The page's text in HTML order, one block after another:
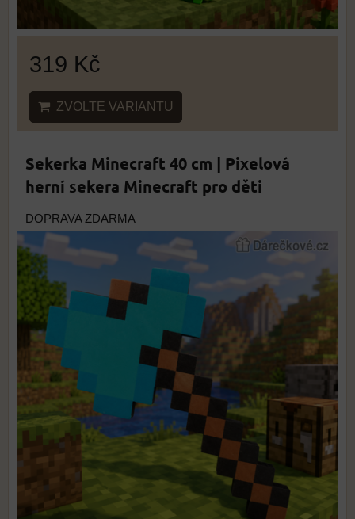
319 Kč
ZVOLTE VARIANTU
Sekerka Minecraft 40 cm | Pixelová
herní sekera Minecraft pro děti
DOPRAVA ZDARMA